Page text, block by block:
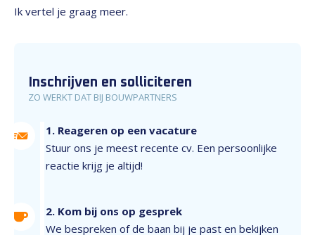
Ik vertel je graag meer.
Inschrijven en solliciteren
ZO WERKT DAT BIJ BOUWPARTNERS
1. Reageren op een vacature
Stuur ons je meest recente cv. Een persoonlijke
reactie krijg je altijd!
2. Kom bij ons op gesprek
We bespreken of de baan bij je past en bekijken